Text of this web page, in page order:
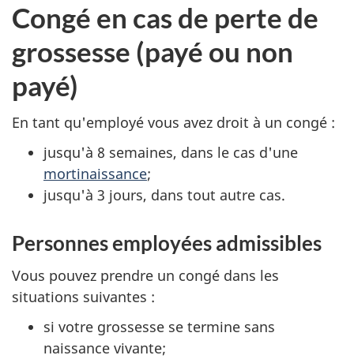
Congé en cas de perte de
grossesse (payé ou non
payé)
En tant qu'employé vous avez droit à un congé :
jusqu'à 8 semaines, dans le cas d'une
mortinaissance;
jusqu'à 3 jours, dans tout autre cas.
Personnes employées admissibles
Vous pouvez prendre un congé dans les
situations suivantes :
si votre grossesse se termine sans
naissance vivante;